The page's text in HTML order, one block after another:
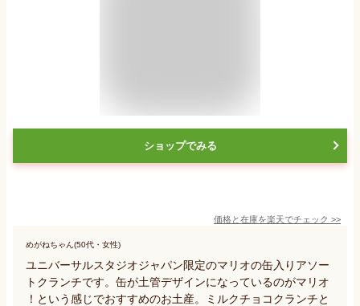
ショップでみる
価格と在庫を楽天でチェック >>
めがねちゃん(50代・女性)
ユニバーサルスタジオジャパン限定のマリオの缶入りアソー
トクランチです。缶が土管デザインになっているのがマリオ
！という感じでおすすめのお土産。ミルクチョコクランチと